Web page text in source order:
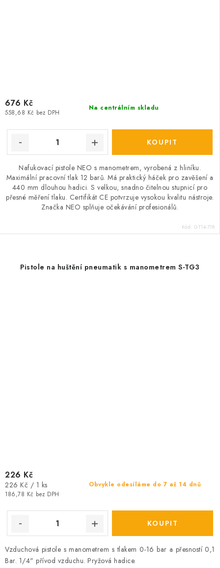
Na centrálním skladu
558,68 Kč bez DPH
676 Kč
Nafukovací pistole NEO s manometrem, vyrobená z hliníku.
Maximální pracovní tlak 12 barů. Má praktický háček pro zavěšení a
440 mm dlouhou hadici. S velkou, snadno čitelnou stupnicí pro
přesné měření tlaku. Certifikát CE potvrzuje vysokou kvalitu nástroje.
Značka NEO splňuje očekávání profesionálů.
Kód: GT14-718
Pistole na huštění pneumatik s manometrem S-TG3
Obvykle odesíláme do 7 až 14 dnů
186,78 Kč bez DPH
226 Kč
Měrná
cena:
226 Kč / 1 ks
Vzduchová pistole s manometrem s tlakem 0-16 bar a přesností 0,1
Bar. 1/4" přívod vzduchu. Pryžová hadice.